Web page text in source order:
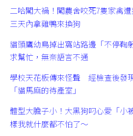
二哈闖大禍！闖農舍咬死7隻家禽
三天內拿雞鴨來換狗
貓頭鷹幼鳥掉出窩站路邊「不停
求幫忙，無奈語言不通
學校天花板傳來怪聲 經檢查後發
「貓馬麻的待產室」
體型大膽子小！大黑狗叼心愛「小
樣我就什麼都不怕了～